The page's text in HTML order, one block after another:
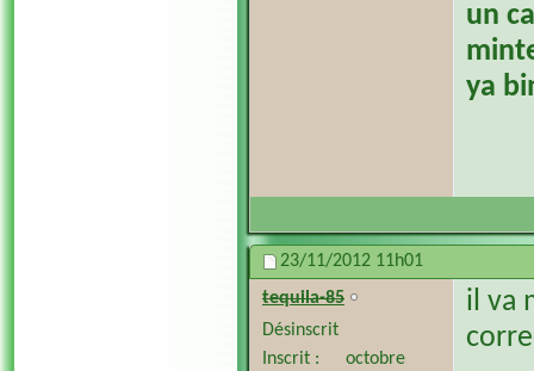
un
ya
23/11/2012 11h01
tequila-85
Désinscrit
Inscrit
octobre
il va